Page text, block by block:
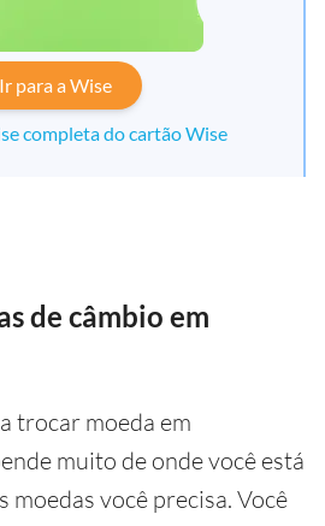
Ir para a Wise
completa do cartão Wise
de câmbio em
trocar moeda em
muito de onde você está
moedas você precisa. Você